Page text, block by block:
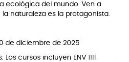
ecológica del mundo. Ven a
naturaleza es la protagonista.
de diciembre de 2025
cursos incluyen ENV 1111